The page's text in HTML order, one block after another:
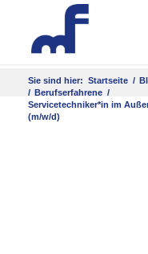
Sie sind hier: Startseite /
/ Berufserfahrene /
Servicetechniker*in im
(m/w/d)